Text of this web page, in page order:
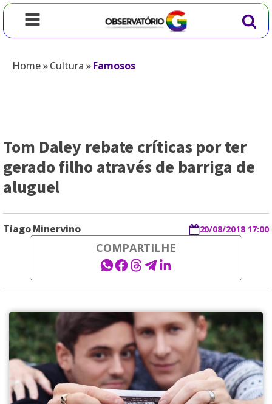
Home»Cultura »Famosos
Tom Daley rebate críticas por ter
gerado filho através de barriga de
aluguel
Tiago Minervino 20/08/2018 17:00
COMPARTILHE